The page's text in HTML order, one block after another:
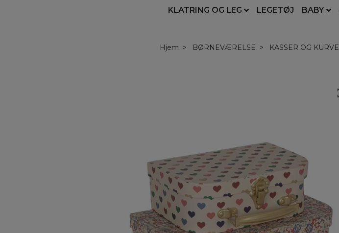
KLATRING OG LEG LEGETØJ BABY
Hjem BØRNEVÆRELSE KASSER OG KURVE